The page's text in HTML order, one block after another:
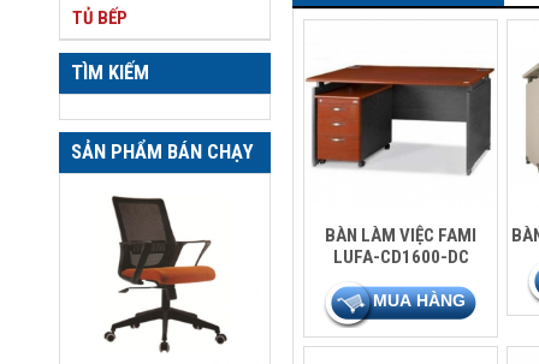
TỦ BẾP
TÌM KIẾM
SẢN PHẨM BÁN CHẠY
BÀN LÀM VIỆC FAMI
LUFA-CD1600-DC